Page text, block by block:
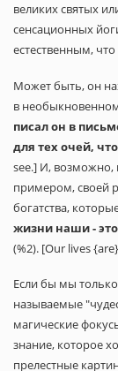
великих святых
сенсационных
естественным,
Может быть, он
в необыкновенном:
писал он в
для тех очей,
see.] И, возможно,
примером, своей
богатства,
жизни наши -
(%2). [Our lives
Если бы мы
называемые
магические
знание, которое
прелестные